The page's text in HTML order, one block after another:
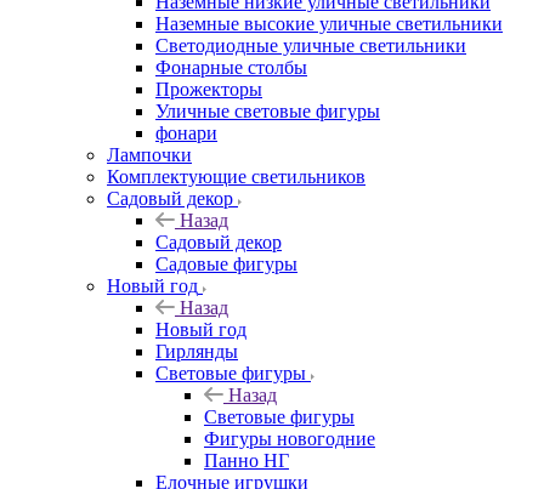
Наземные высокие уличные светильники
Светодиодные уличные светильники
Фонарные столбы
Прожекторы
Уличные световые фигуры
фонари
Лампочки
Комплектующие светильников
Садовый декор
Назад
Садовый декор
Садовые фигуры
Новый год
Назад
Новый год
Гирлянды
Световые фигуры
Назад
Световые фигуры
Фигуры новогодние
Панно НГ
Елочные игрушки